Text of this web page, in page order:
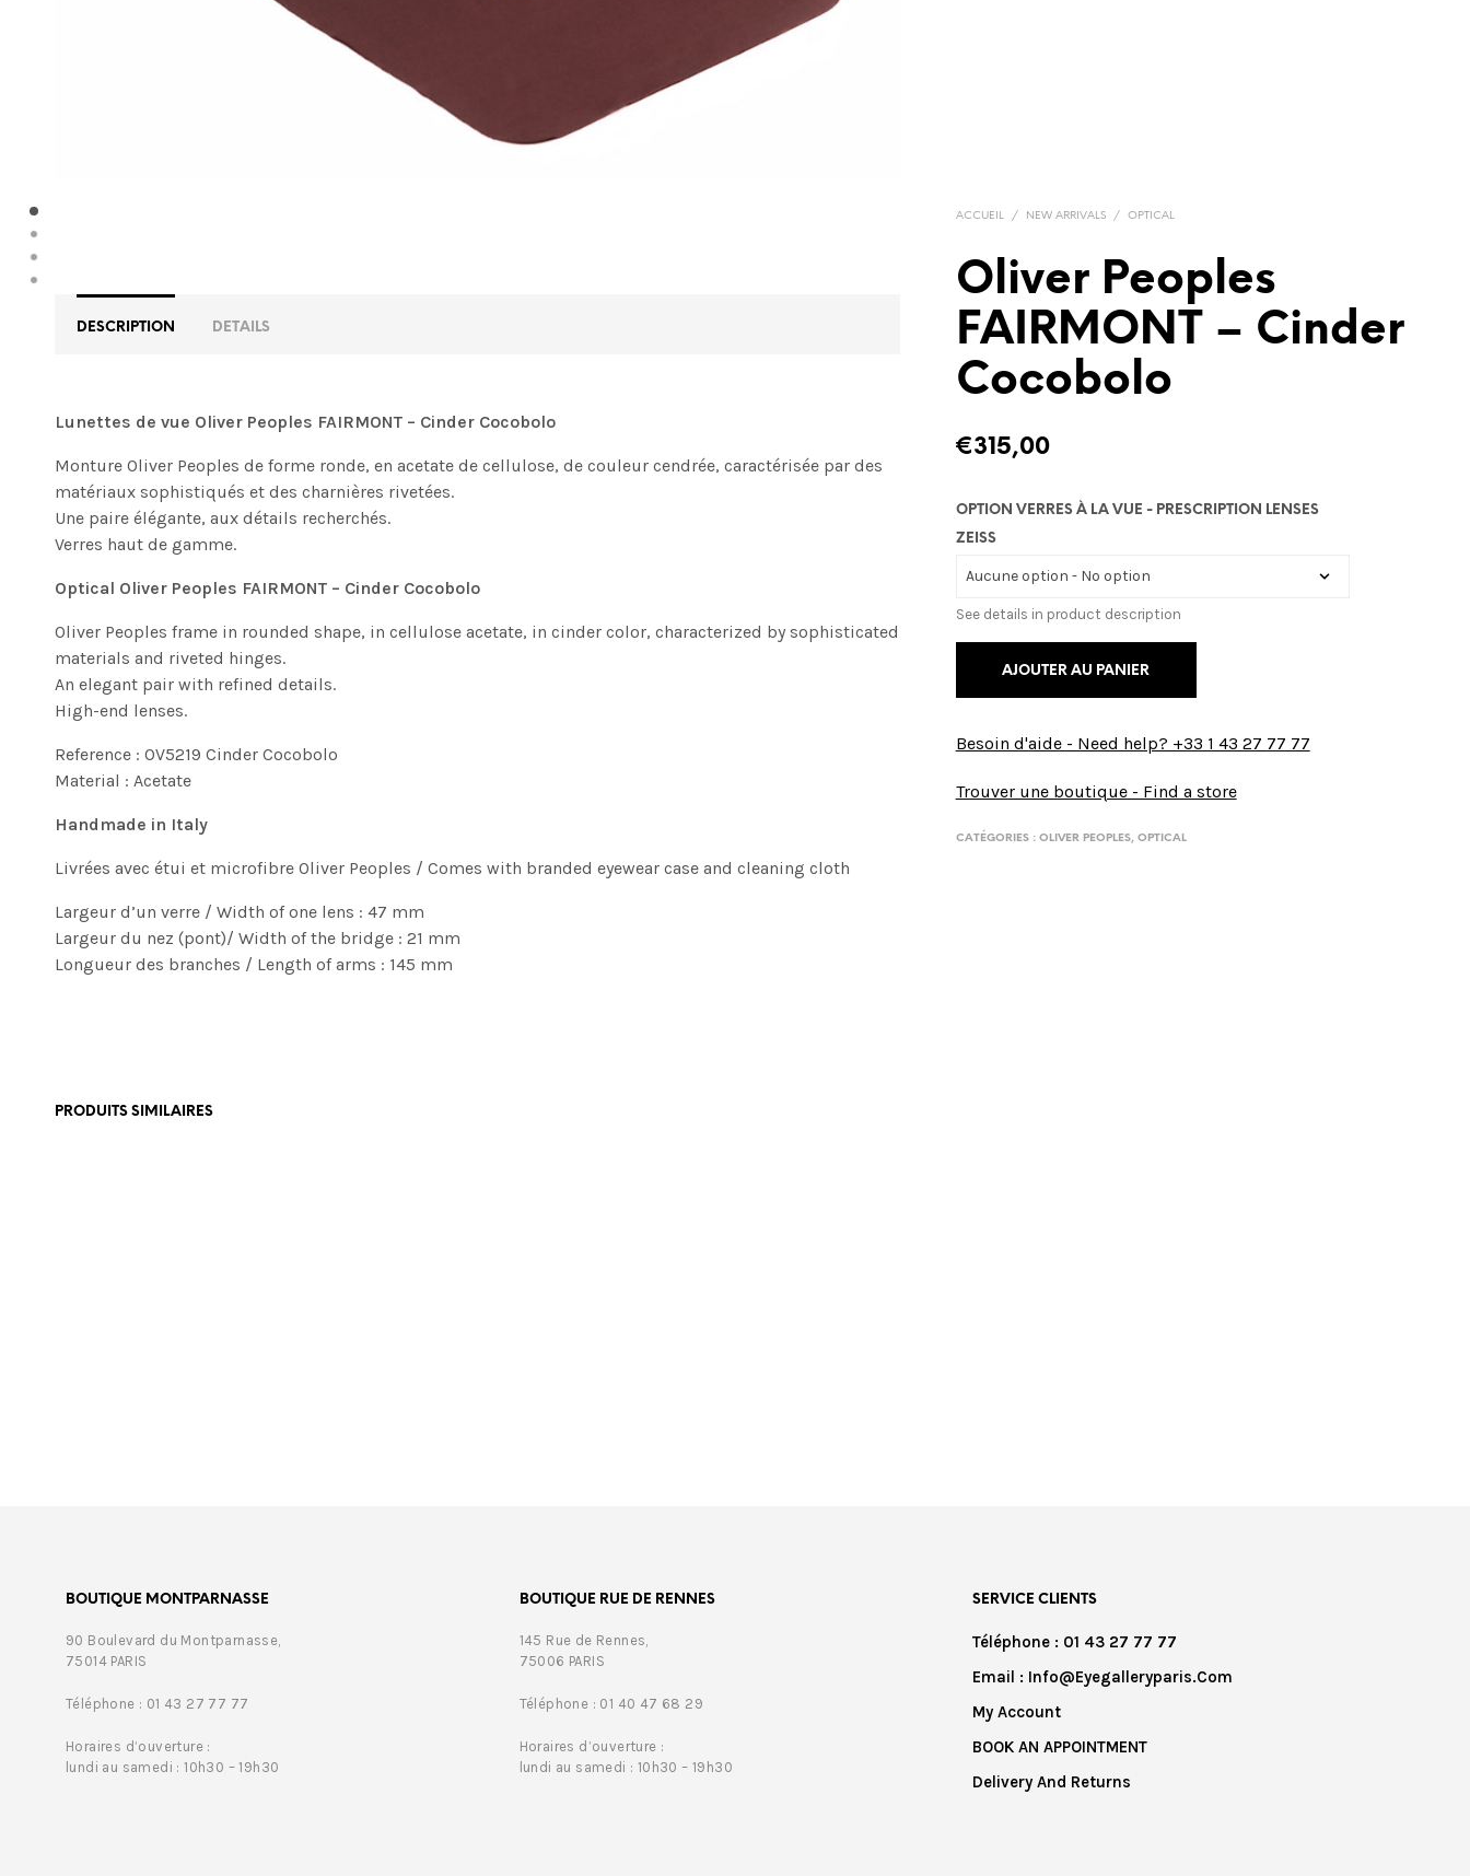
ACCUEIL / NEW ARRIVALS / OPTICAL
Oliver Peoples
FAIRMONT – Cinder
Cocobolo
€315,00
OPTION VERRES À LA VUE - PRESCRIPTION LENSES
ZEISS
See details in product description
AJOUTER AU PANIER
Besoin d'aide - Need help? +33 1 43 27 77 77
Trouver une boutique - Find a store
CATÉGORIES : OLIVER PEOPLES, OPTICAL
DESCRIPTION DETAILS
Lunettes de vue Oliver Peoples FAIRMONT – Cinder Cocobolo
Monture Oliver Peoples de forme ronde, en acetate de cellulose, de couleur cendrée, caractérisée par des
matériaux sophistiqués et des charnières rivetées.
Une paire élégante, aux détails recherchés.
Verres haut de gamme.
Optical Oliver Peoples FAIRMONT – Cinder Cocobolo
Oliver Peoples frame in rounded shape, in cellulose acetate, in cinder color, characterized by sophisticated
materials and riveted hinges.
An elegant pair with refined details.
High-end lenses.
Reference : OV5219 Cinder Cocobolo
Material : Acetate
Handmade in Italy
Livrées avec étui et microfibre Oliver Peoples / Comes with branded eyewear case and cleaning cloth
Largeur d’un verre / Width of one lens : 47 mm
Largeur du nez (pont)/ Width of the bridge : 21 mm
Longueur des branches / Length of arms : 145 mm
PRODUITS SIMILAIRES
BOUTIQUE MONTPARNASSE
90 Boulevard du Montparnasse,
75014 PARIS
Téléphone : 01 43 27 77 77
Horaires d’ouverture :
lundi au samedi : 10h30 – 19h30
BOUTIQUE RUE DE RENNES
145 Rue de Rennes,
75006 PARIS
Téléphone : 01 40 47 68 29
Horaires d’ouverture :
lundi au samedi : 10h30 – 19h30
SERVICE CLIENTS
Téléphone : 01 43 27 77 77
Email : Info@eyegalleryparis.com
My Account
BOOK AN APPOINTMENT
Delivery And Returns